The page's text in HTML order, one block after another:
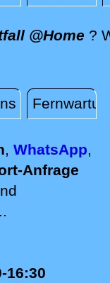
@Home ?
@Home, per
, WhatsApp,
Anfrage
16:30